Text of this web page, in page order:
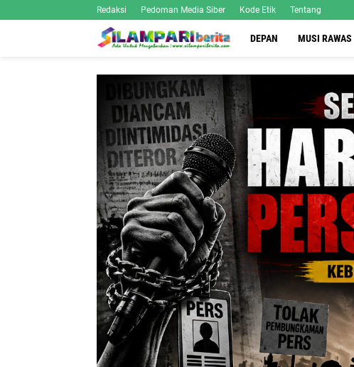
Redaksi Pedoman Media Siber Kode Etik Tentang
DEPAN MUSI RAWAS